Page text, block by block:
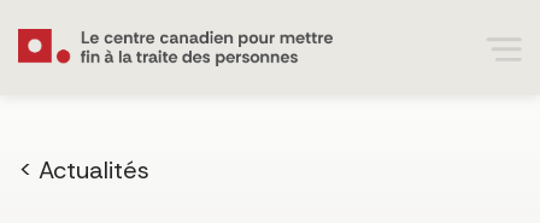
< Actualités